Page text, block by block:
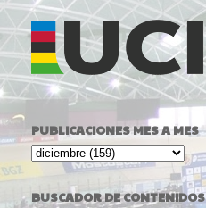
PUBLICACIONES MES A MES
BUSCADOR DE CONTENIDOS